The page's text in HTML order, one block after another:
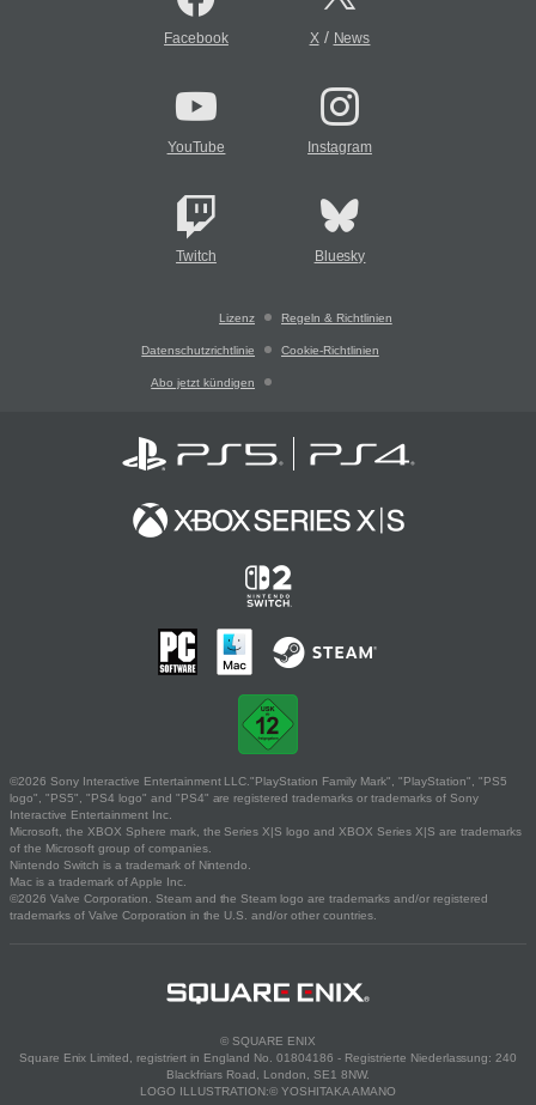
Facebook X/ News
YouTube Instagram
Twitch Bluesky
Lizenz Regeln & Richtlinien
Datenschutzrichtlinie Cookie-Richtlinien
Abo jetzt kündigen
©2026 Sony Interactive Entertainment LLC."PlayStation Family Mark", "PlayStation", "PS5
logo", "PS5", "PS4 logo" and "PS4" are registered trademarks or trademarks of Sony
Interactive Entertainment Inc.
Microsoft, the XBOX Sphere mark, the Series X|S logo and XBOX Series X|S are trademarks
of the Microsoft group of companies.
Nintendo Switch is a trademark of Nintendo.
Mac is a trademark of Apple Inc.
©2026 Valve Corporation. Steam and the Steam logo are trademarks and/or registered
trademarks of Valve Corporation in the U.S. and/or other countries.
© SQUARE ENIX
Square Enix Limited, registriert in England No. 01804186 - Registrierte Niederlassung: 240
Blackfriars Road, London, SE1 8NW.
LOGO ILLUSTRATION:© YOSHITAKA AMANO